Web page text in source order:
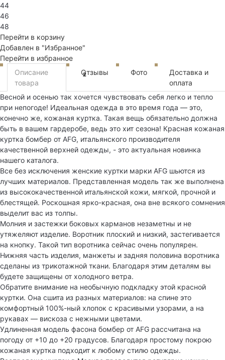
44
46
48
Перейти в корзину
Добавлен в "Избранное"
Перейти в избранное
Описание
товара
Отзывы
2 Фото
Доставка и
оплата
Весной и осенью так хочется чувствовать себя легко и тепло
при непогоде! Идеальная одежда в это время года — это,
конечно же, кожаная куртка. Такая вещь обязательно должна
быть в вашем гардеробе, ведь это хит сезона! Красная кожаная
куртка бомбер от AFG, итальянского производителя
качественной верхней одежды, - это актуальная новинка
нашего каталога.
Все без исключения женские куртки марки AFG шьются из
лучших материалов. Представленная модель так же выполнена
из высококачественной итальянской кожи, мягкой, прочной и
блестящей. Роскошная ярко-красная, она вне всякого сомнения
выделит вас из толпы.
Молния и застежки боковых карманов незаметны и не
утяжеляют изделие. Воротник плоский и низкий, застегивается
на кнопку. Такой тип воротника сейчас очень популярен.
Нижняя часть изделия, манжеты и задняя половина воротника
сделаны из трикотажной ткани. Благодаря этим деталям вы
будете защищены от холодного ветра.
Обратите внимание на необычную подкладку этой красной
куртки. Она сшита из разных материалов: на спине это
комфортный 100%-ный хлопок с красивыми узорами, а на
рукавах — вискоза с нежными цветами.
Удлиненная модель фасона бомбер от AFG рассчитана на
погоду от +10 до +20 градусов. Благодаря простому покрою
кожаная куртка подходит к любому стилю одежды.